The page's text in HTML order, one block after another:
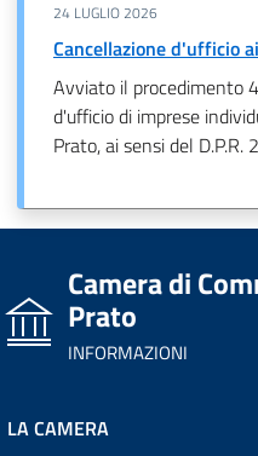
24 LUGLIO 2026
Cancellazione d'ufficio
Avviato il procedimento
d'ufficio di imprese
Prato, ai sensi del
Camera di
Prato
INFORMAZIONI
LA CAMERA